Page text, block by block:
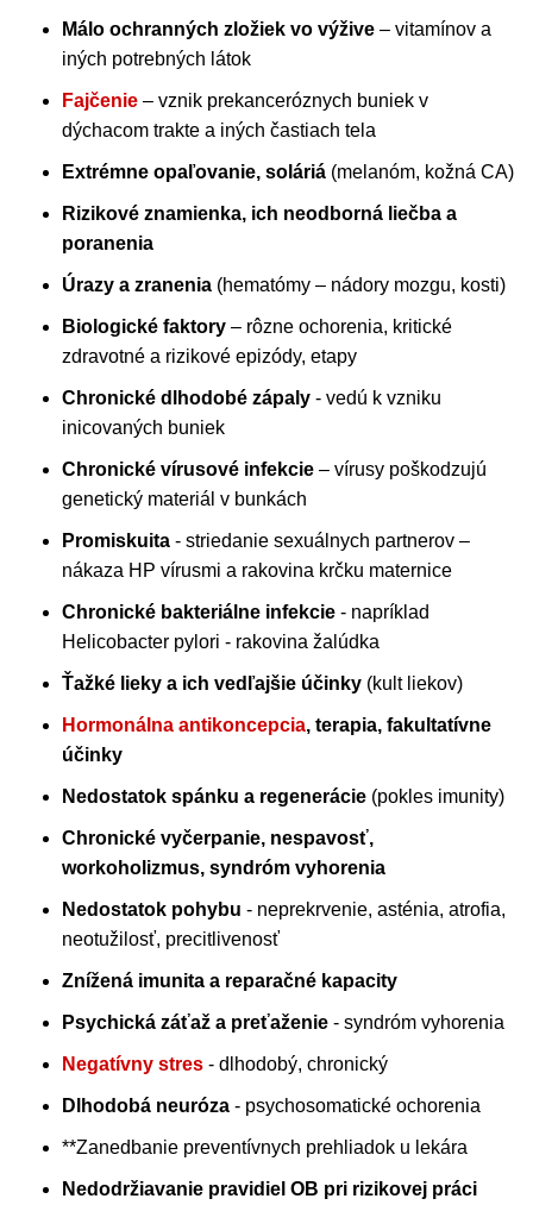
Málo ochranných zložiek vo výžive – vitamínov a
iných potrebných látok
Fajčenie – vznik prekanceróznych buniek v
dýchacom trakte a iných častiach tela
Extrémne opaľovanie, soláriá (melanóm, kožná CA)
Rizikové znamienka, ich neodborná liečba a
poranenia
Úrazy a zranenia (hematómy – nádory mozgu, kosti)
Biologické faktory – rôzne ochorenia, kritické
zdravotné a rizikové epizódy, etapy
Chronické dlhodobé zápaly - vedú k vzniku
inicovaných buniek
Chronické vírusové infekcie – vírusy poškodzujú
genetický materiál v bunkách
Promiskuita - striedanie sexuálnych partnerov –
nákaza HP vírusmi a rakovina krčku maternice
Chronické bakteriálne infekcie - napríklad
Helicobacter pylori - rakovina žalúdka
Ťažké lieky a ich vedľajšie účinky (kult liekov)
Hormonálna antikoncepcia, terapia, fakultatívne
účinky
Nedostatok spánku a regenerácie (pokles imunity)
Chronické vyčerpanie, nespavosť,
workoholizmus, syndróm vyhorenia
Nedostatok pohybu - neprekrvenie, asténia, atrofia,
neotužilosť, precitlivenosť
Znížená imunita a reparačné kapacity
Psychická záťaž a preťaženie - syndróm vyhorenia
Negatívny stres - dlhodobý, chronický
Dlhodobá neuróza - psychosomatické ochorenia
**Zanedbanie preventívnych prehliadok u lekára
Nedodržiavanie pravidiel OB pri rizikovej práci